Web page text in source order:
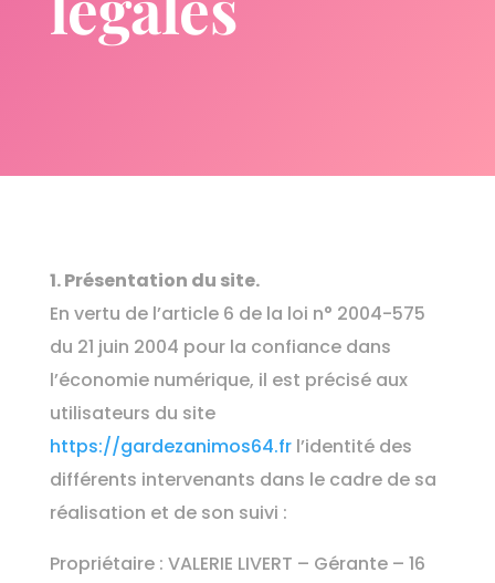
1. Présentation du site.
En vertu de l’article 6 de la loi n° 2004-575
du 21 juin 2004 pour la confiance dans
l’économie numérique, il est précisé aux
utilisateurs du site
https://gardezanimos64.frl’identité des
différents intervenants dans le cadre de sa
réalisation et de son suivi :
Propriétaire : VALERIE LIVERT – Gérante – 16